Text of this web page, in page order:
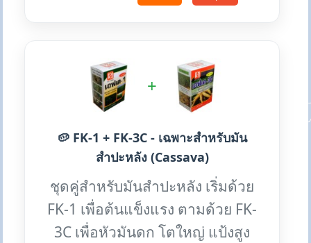
+
🥔 FK-1 + FK-3C - เฉพาะสำหรับมัน
สำปะหลัง (Cassava)
ชุดคู่สำหรับมันสำปะหลัง เริ่มด้วย
FK-1 เพื่อต้นแข็งแรง ตามด้วย FK-
3C เพื่อหัวมันดก โตใหญ่ แป้งสูง